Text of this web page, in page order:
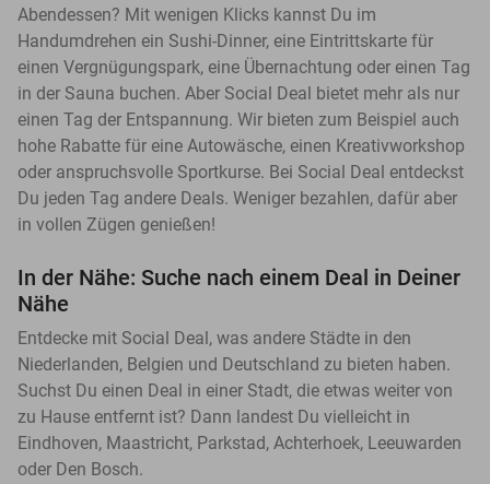
Abendessen? Mit wenigen Klicks kannst Du im
Handumdrehen ein Sushi-Dinner, eine Eintrittskarte für
einen Vergnügungspark, eine Übernachtung oder einen Tag
in der Sauna buchen. Aber Social Deal bietet mehr als nur
einen Tag der Entspannung. Wir bieten zum Beispiel auch
hohe Rabatte für eine Autowäsche, einen Kreativworkshop
oder anspruchsvolle Sportkurse. Bei Social Deal entdeckst
Du jeden Tag andere Deals. Weniger bezahlen, dafür aber
in vollen Zügen genießen!
In der Nähe: Suche nach einem Deal in Deiner
Nähe
Entdecke mit Social Deal, was andere Städte in den
Niederlanden, Belgien und Deutschland zu bieten haben.
Suchst Du einen Deal in einer Stadt, die etwas weiter von
zu Hause entfernt ist? Dann landest Du vielleicht in
Eindhoven, Maastricht, Parkstad, Achterhoek, Leeuwarden
oder Den Bosch.